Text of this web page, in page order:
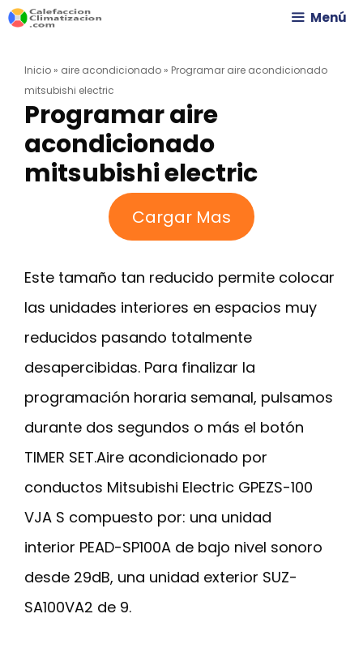
Saltar
contenido
Menú
Inicio » aire acondicionado » Programar aire acondicionado
mitsubishi electric
Programar aire
acondicionado
mitsubishi electric
Cargar Mas
Este tamaño tan reducido permite colocar
las unidades interiores en espacios muy
reducidos pasando totalmente
desapercibidas. Para finalizar la
programación horaria semanal, pulsamos
durante dos segundos o más el botón
TIMER SET.Aire acondicionado por
conductos Mitsubishi Electric GPEZS-100
VJA S compuesto por: una unidad
interior PEAD-SP100A de bajo nivel sonoro
desde 29dB, una unidad exterior SUZ-
SA100VA2 de 9.